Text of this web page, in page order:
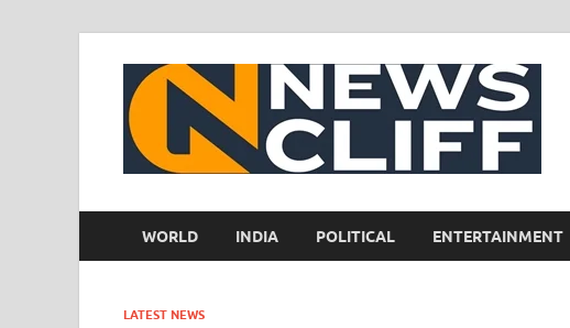
WORLD INDIA POLITICAL ENTERTAINMENT
LATEST NEWS